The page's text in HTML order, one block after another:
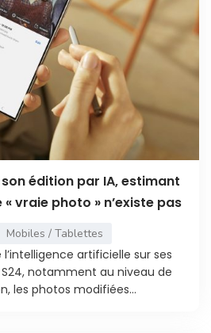
édition par IA, estimant
vraie photo » n’existe pas
Mobiles / Tablettes
artificielle sur ses
notamment au niveau de
les photos modifiées...